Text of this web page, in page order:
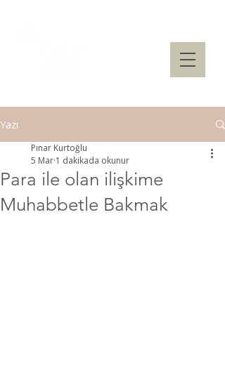
Yazı
Para ile olan ilişkime
Muhabbetle Bakmak
Pınar Kurtoğlu
5 Mar 1 dakikada okunur